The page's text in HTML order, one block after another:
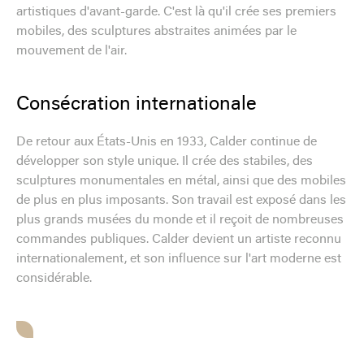
artistiques d'avant-garde. C'est là qu'il crée ses premiers
mobiles, des sculptures abstraites animées par le
mouvement de l'air.
Consécration internationale
De retour aux États-Unis en 1933, Calder continue de
développer son style unique. Il crée des stabiles, des
sculptures monumentales en métal, ainsi que des mobiles
de plus en plus imposants. Son travail est exposé dans les
plus grands musées du monde et il reçoit de nombreuses
commandes publiques. Calder devient un artiste reconnu
internationalement, et son influence sur l'art moderne est
considérable.